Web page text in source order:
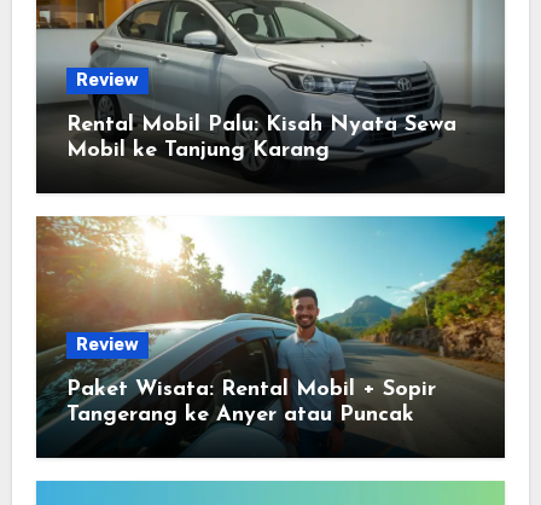
Review
Rental Mobil Palu: Kisah Nyata Sewa
Mobil ke Tanjung Karang
Review
Paket Wisata: Rental Mobil + Sopir
Tangerang ke Anyer atau Puncak